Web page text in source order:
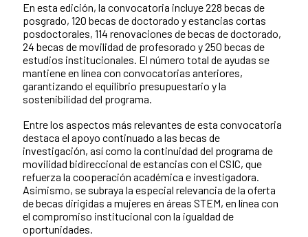
En esta edición, la convocatoria incluye 228 becas de
posgrado, 120 becas de doctorado y estancias cortas
posdoctorales, 114 renovaciones de becas de doctorado,
24 becas de movilidad de profesorado y 250 becas de
estudios institucionales. El número total de ayudas se
mantiene en línea con convocatorias anteriores,
garantizando el equilibrio presupuestario y la
sostenibilidad del programa.
Entre los aspectos más relevantes de esta convocatoria
destaca el apoyo continuado a las becas de
investigación, así como la continuidad del programa de
movilidad bidireccional de estancias con el CSIC, que
refuerza la cooperación académica e investigadora.
Asimismo, se subraya la especial relevancia de la oferta
de becas dirigidas a mujeres en áreas STEM, en línea con
el compromiso institucional con la igualdad de
oportunidades.